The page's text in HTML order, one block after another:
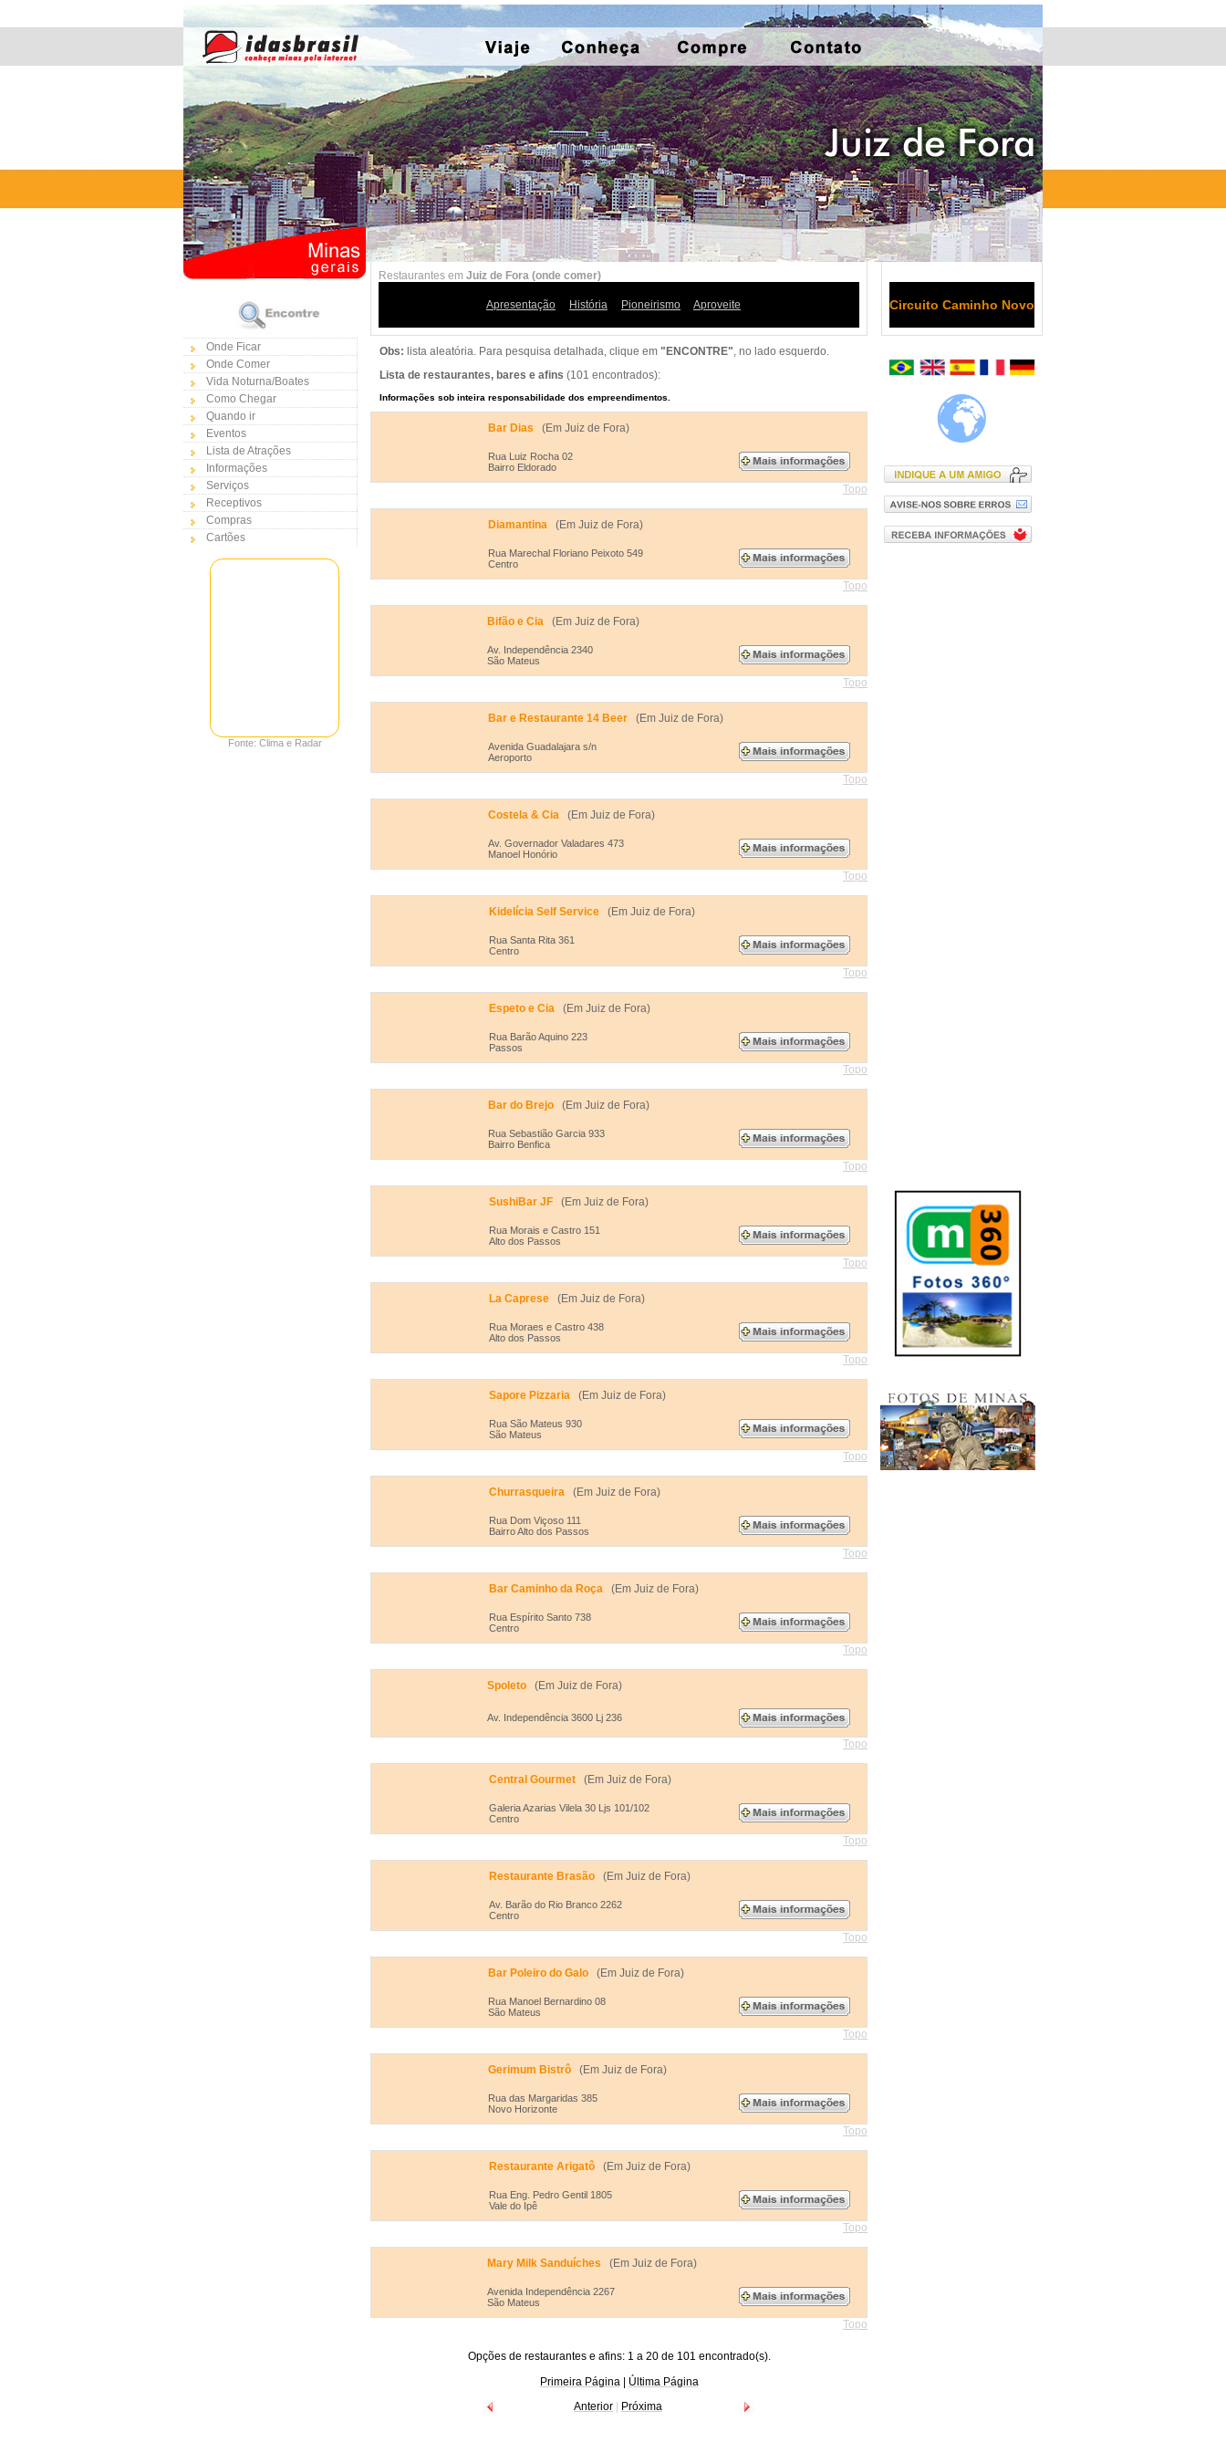
Onde Ficar
Onde Comer
Vida Noturna/Boates
Como Chegar
Quando ir
Eventos
Lista de Atrações
Informações
Serviços
Receptivos
Compras
Cartões
Fonte: Clima e Radar
Restaurantes em Juiz de Fora (onde comer)
Apresentação História Pioneirismo Aproveite
Obs: lista aleatória. Para pesquisa detalhada, clique em "ENCONTRE", no lado esquerdo.
Lista de restaurantes, bares e afins (101 encontrados):
Informações sob inteira responsabilidade dos empreendimentos.
Bar Dias (Em Juiz de Fora)
Rua Luiz Rocha 02
Bairro Eldorado
Topo
Diamantina (Em Juiz de Fora)
Rua Marechal Floriano Peixoto 549
Centro
Topo
Bifão e Cia (Em Juiz de Fora)
Av. Independência 2340
São Mateus
Topo
Bar e Restaurante 14 Beer (Em Juiz de Fora)
Avenida Guadalajara s/n
Aeroporto
Topo
Costela & Cia (Em Juiz de Fora)
Av. Governador Valadares 473
Manoel Honório
Topo
Kidelícia Self Service (Em Juiz de Fora)
Rua Santa Rita 361
Centro
Topo
Espeto e Cia (Em Juiz de Fora)
Rua Barão Aquino 223
Passos
Topo
Bar do Brejo (Em Juiz de Fora)
Rua Sebastião Garcia 933
Bairro Benfica
Topo
SushiBar JF (Em Juiz de Fora)
Rua Morais e Castro 151
Alto dos Passos
Topo
La Caprese (Em Juiz de Fora)
Rua Moraes e Castro 438
Alto dos Passos
Topo
Sapore Pizzaria (Em Juiz de Fora)
Rua São Mateus 930
São Mateus
Topo
Churrasqueira (Em Juiz de Fora)
Rua Dom Viçoso 111
Bairro Alto dos Passos
Topo
Bar Caminho da Roça (Em Juiz de Fora)
Rua Espírito Santo 738
Centro
Topo
Spoleto (Em Juiz de Fora)
Av. Independência 3600 Lj 236
Topo
Central Gourmet (Em Juiz de Fora)
Galeria Azarias Vilela 30 Ljs 101/102
Centro
Topo
Restaurante Brasão (Em Juiz de Fora)
Av. Barão do Rio Branco 2262
Centro
Topo
Bar Poleiro do Galo (Em Juiz de Fora)
Rua Manoel Bernardino 08
São Mateus
Topo
Gerimum Bistrô (Em Juiz de Fora)
Rua das Margaridas 385
Novo Horizonte
Topo
Restaurante Arigatô (Em Juiz de Fora)
Rua Eng. Pedro Gentil 1805
Vale do Ipê
Topo
Mary Milk Sanduíches (Em Juiz de Fora)
Avenida Independência 2267
São Mateus
Topo
Opções de restaurantes e afins: 1 a 20 de 101 encontrado(s).
Primeira Página|
Última Página
Anterior
Próxima
Circuito Caminho Novo